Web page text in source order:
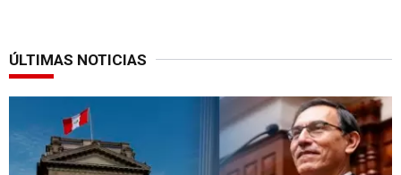
ÚLTIMAS NOTICIAS